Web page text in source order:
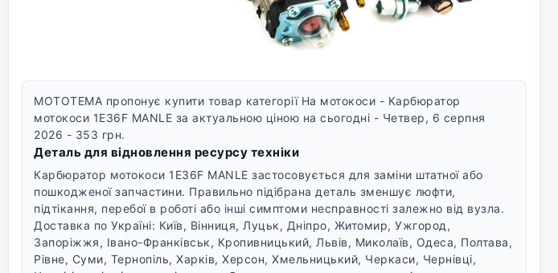
MOTOTEMA пропонує купити товар категорії На мотокоси - Карбюратор
мотокоси 1E36F MANLE за актуальною ціною на сьогодні - Четвер, 6 серпня
2026 - 353 грн.
Деталь для відновлення ресурсу техніки
Карбюратор мотокоси 1E36F MANLE застосовується для заміни штатної або
пошкодженої запчастини. Правильно підібрана деталь зменшує люфти,
підтікання, перебої в роботі або інші симптоми несправності залежно від вузла.
Доставка по Україні: Київ, Вінниця, Луцьк, Дніпро, Житомир, Ужгород,
Запоріжжя, Івано-Франківськ, Кропивницький, Львів, Миколаїв, Одеса, Полтава,
Рівне, Суми, Тернопіль, Харків, Херсон, Хмельницький, Черкаси, Чернівці,